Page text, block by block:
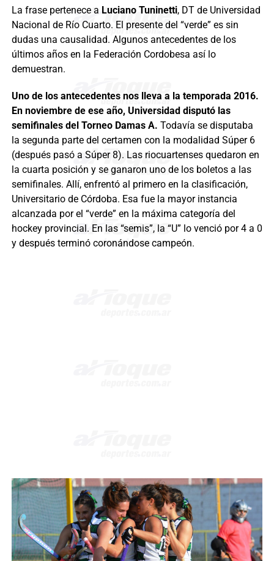
La frase pertenece a Luciano Tuninetti, DT de Universidad
Nacional de Río Cuarto. El presente del “verde” es sin
dudas una causalidad. Algunos antecedentes de los
últimos años en la Federación Cordobesa así lo
demuestran.
Uno de los antecedentes nos lleva a la temporada 2016.
En noviembre de ese año, Universidad disputó las
semifinales del Torneo Damas A. Todavía se disputaba
la segunda parte del certamen con la modalidad Súper 6
(después pasó a Súper 8). Las riocuartenses quedaron en
la cuarta posición y se ganaron uno de los boletos a las
semifinales. Allí, enfrentó al primero en la clasificación,
Universitario de Córdoba. Esa fue la mayor instancia
alcanzada por el “verde” en la máxima categoría del
hockey provincial. En las “semis”, la “U” lo venció por 4 a 0
y después terminó coronándose campeón.